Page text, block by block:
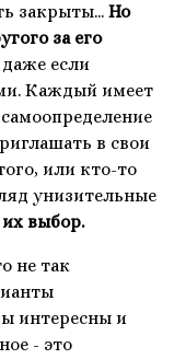
закрыты... Но
за его
даже если
Каждый имеет
в свои
или кто-то
унизительные
выбор.
интересны и
- это